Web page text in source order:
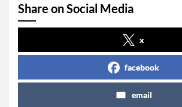
Share on Social Media
x
facebook
email